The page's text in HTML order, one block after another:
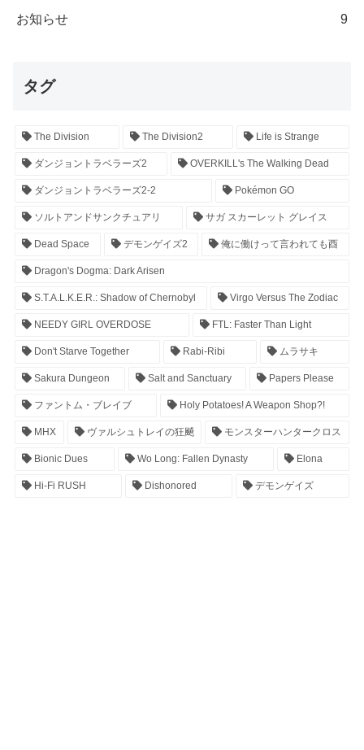
お知らせ 9
タグ
The Division The Division2 Life is Strange
ダンジョントラベラーズ2 OVERKILL's The Walking Dead
ダンジョントラベラーズ2-2 Pokémon GO
ソルトアンドサンクチュアリ サガ スカーレット グレイス
Dead Space デモンゲイズ2 俺に働けって言われても酉
Dragon's Dogma: Dark Arisen
S.T.A.L.K.E.R.: Shadow of Chernobyl Virgo Versus The Zodiac
NEEDY GIRL OVERDOSE FTL: Faster Than Light
Don't Starve Together Rabi-Ribi ムラサキ
Sakura Dungeon Salt and Sanctuary Papers Please
ファントム・ブレイブ Holy Potatoes! A Weapon Shop?!
MHX ヴァルシュトレイの狂飇 モンスターハンタークロス
Bionic Dues Wo Long: Fallen Dynasty Elona
Hi-Fi RUSH Dishonored デモンゲイズ